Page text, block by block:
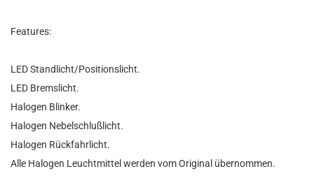
Features:
LED Standlicht/Positionslicht.
LED Bremslicht.
Halogen Blinker.
Halogen Nebelschlußlicht.
Halogen Rückfahrlicht.
Alle Halogen Leuchtmittel werden vom Original übernommen.